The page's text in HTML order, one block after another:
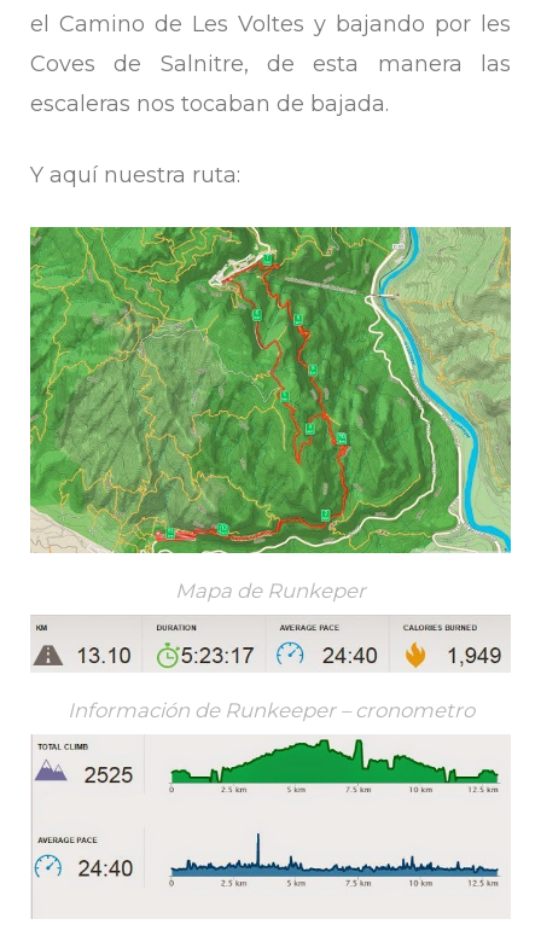
el Camino de Les Voltes y bajando por les
Coves de Salnitre, de esta manera las
escaleras nos tocaban de bajada.
Y aquí nuestra ruta:
Mapa de Runkeper
Información de Runkeeper – cronometro